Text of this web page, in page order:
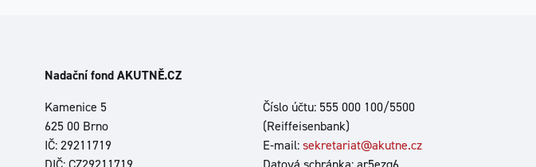
Nadační fond AKUTNĚ.CZ
Kamenice 5
625 00 Brno
IČ: 29211719
Číslo účtu: 555 000 100/5500
(Reiffeisenbank)
E-mail:sekretariat@akutne.cz